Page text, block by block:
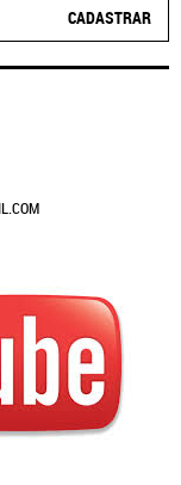
CADASTRAR